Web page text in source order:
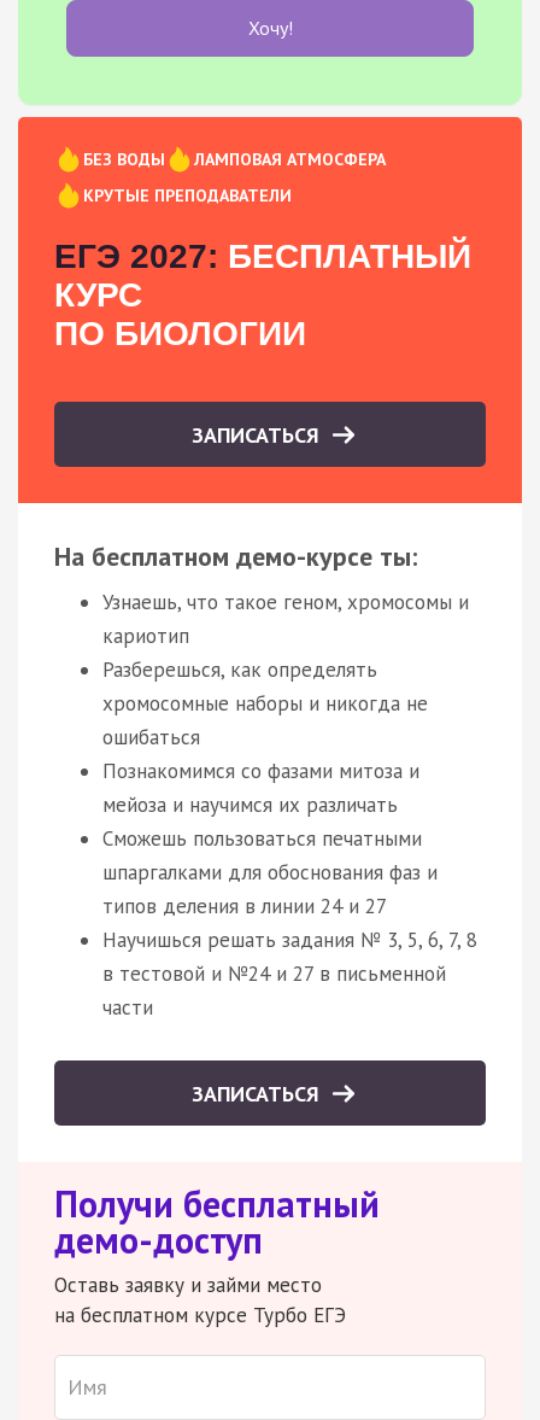
Хочу!
БЕЗ ВОДЫ
ЛАМПОВАЯ АТМОСФЕРА
КРУТЫЕ ПРЕПОДАВАТЕЛИ
ЕГЭ 2027: БЕСПЛАТНЫЙ
КУРС
ПО БИОЛОГИИ
ЗАПИСАТЬСЯ
На бесплатном демо-курсе ты:
Узнаешь, что такое геном, хромосомы и
кариотип
Разберешься, как определять
хромосомные наборы и никогда не
ошибаться
Познакомимся со фазами митоза и
мейоза и научимся их различать
Сможешь пользоваться печатными
шпаргалками для обоснования фаз и
типов деления в линии 24 и 27
Научишься решать задания № 3, 5, 6, 7, 8
в тестовой и №24 и 27 в письменной
части
ЗАПИСАТЬСЯ
Получи бесплатный
демо-доступ
Оставь заявку и займи место
на бесплатном курсе Турбо ЕГЭ